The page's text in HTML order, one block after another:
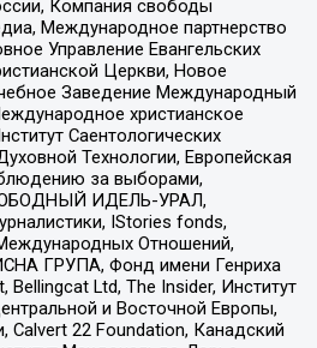
Компания свободы
Международное партнерство
Управление Евангельских
Церкви, Новое
Заведение Международный
христианское
Саентологических
Технологии, Европейская
за выборами,
ИДЕЛЬ-УРАЛ,
IStories fonds,
Отношений,
ГРУПА, Фонд имени Генриха
Bellingcat Ltd, The Insider, Институт
и Восточной Европы,
22 Foundation, Канадский